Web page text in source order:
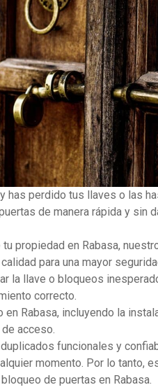
has perdido tus llaves o las
de manera rápida y sin
propiedad en Rabasa,
para una mayor
la llave o bloqueos
correcto.
Rabasa, incluyendo la
acceso.
funcionales y
momento. Por lo tanto,
de puertas en Rabasa.